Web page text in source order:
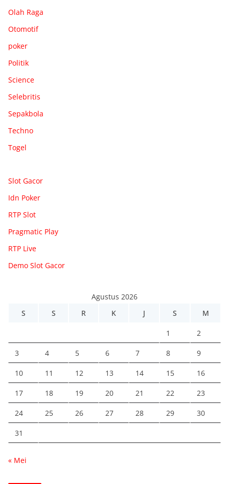
Olah Raga
Otomotif
poker
Politik
Science
Selebritis
Sepakbola
Techno
Togel
Slot Gacor
Idn Poker
RTP Slot
Pragmatic Play
RTP Live
Demo Slot Gacor
Agustus 2026
S
S R K J S M
1 2
3 4 5 6 7 8 9
10 11 12 13 14 15 16
17 18 19 20 21 22 23
24 25 26 27 28 29 30
31
« Mei